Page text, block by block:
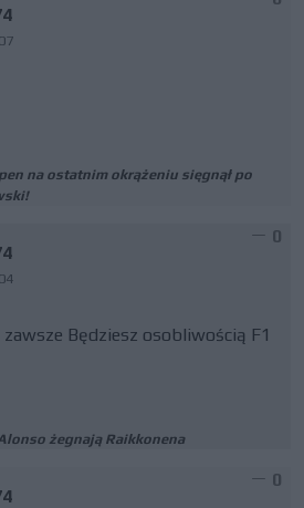
na ostatnim okrążeniu sięgnął po
0
Będziesz osobliwością F1
żegnają Raikkonena
0